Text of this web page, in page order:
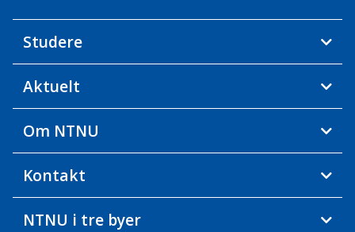
Studere
Aktuelt
Om NTNU
Kontakt
NTNU i tre byer